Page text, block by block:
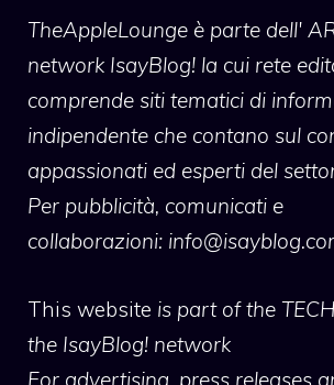
TheAppleLounge è parte dell'
network IsayBlog! la cui rete
comprende siti tematici di
indipendente che contano sul
appassionati ed esperti del
Per pubblicità, comunicati e
collaborazioni:
This website is part of the
the IsayBlog! network